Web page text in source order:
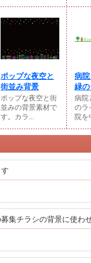
ポップな夜空と
街並み背景
ポップな夜空と街
並みの背景素材で
す。カラ...
病
緑
病院
のラ
院を
集チラシの背景に使わ